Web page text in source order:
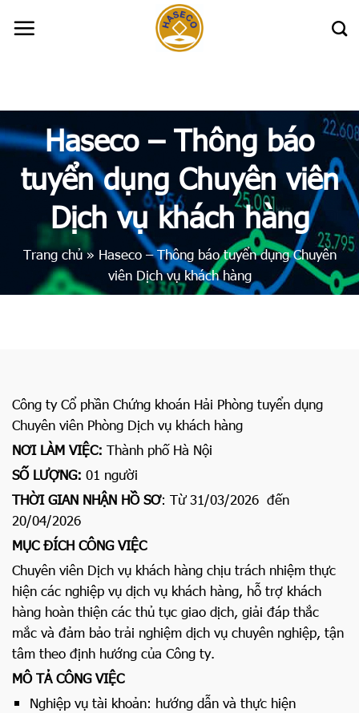
Haseco – Thông báo
tuyển dụng Chuyên viên
Dịch vụ khách hàng
Trang chủ» Haseco – Thông báo tuyển dụng Chuyên
viên Dịch vụ khách hàng
Công ty Cổ phần Chứng khoán Hải Phòng tuyển dụng
Chuyên viên Phòng Dịch vụ khách hàng
NƠI LÀM VIỆC: Thành phố Hà Nội
SỐ LƯỢNG: 01 người
THỜI GIAN NHẬN HỒ SƠ: Từ 31/03/2026 đến
20/04/2026
MỤC ĐÍCH CÔNG VIỆC
Chuyên viên Dịch vụ khách hàng chịu trách nhiệm thực
hiện các nghiệp vụ dịch vụ khách hàng, hỗ trợ khách
hàng hoàn thiện các thủ tục giao dịch, giải đáp thắc
mắc và đảm bảo trải nghiệm dịch vụ chuyên nghiệp, tận
tâm theo định hướng của Công ty.
MÔ TẢ CÔNG VIỆC
Nghiệp vụ tài khoản: hướng dẫn và thực hiện